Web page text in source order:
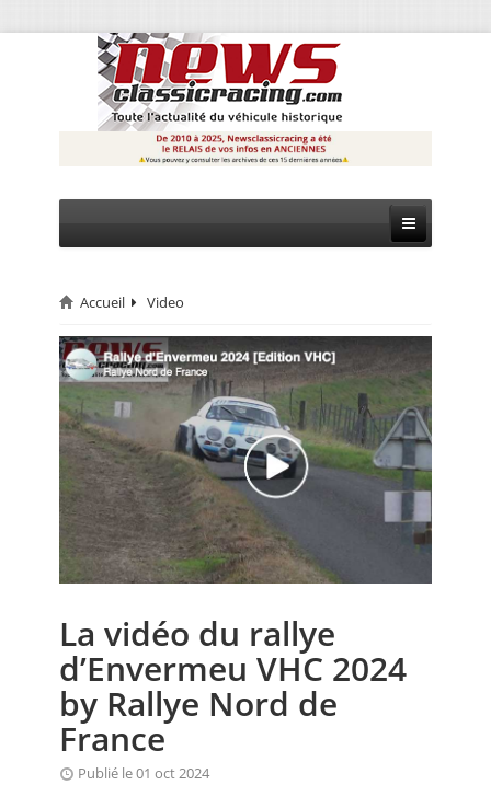
CIRCUIT
RALLYE
MONTAGNE
EVÈNEMENTS
CALENDRIER
FOCUS
ANNUAIRES
PETITES ANNONCES
Accueil Video
La vidéo du rallye
d’Envermeu VHC 2024
by Rallye Nord de
France
Publié le 01 oct 2024